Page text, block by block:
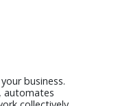
business.
automates